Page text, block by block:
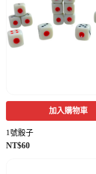
加入購物車
1號骰子
NT$60